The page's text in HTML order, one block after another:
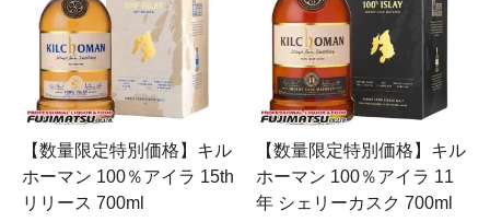
【数量限定特別価格】キル
ホーマン 100％アイラ 15th
リリース 700ml
【数量限定特別価格】キル
ホーマン 100％アイラ 11
年 シェリーカスク 700ml